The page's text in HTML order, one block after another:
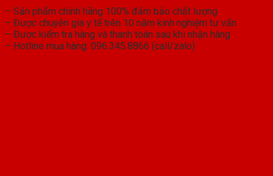
– Sản phẩm chính hãng 100% đảm bảo chất lượng
– Được chuyên gia y tế trên 10 năm kinh nghiệm tư vấn
– Được kiểm tra hàng và thanh toán sau khi nhận hàng
– Hotline mua hàng: 096.345.8866 (call/zalo)